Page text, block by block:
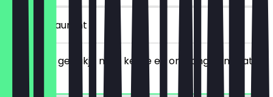
in het restaurant
Bestel een gebakje naar keuze en ontvang een gratis
koffie.